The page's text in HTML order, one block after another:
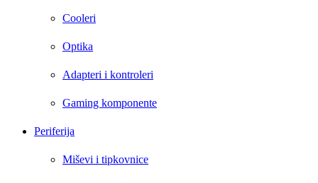
Cooleri
Optika
Adapteri i kontroleri
Gaming komponente
Periferija
Miševi i tipkovnice